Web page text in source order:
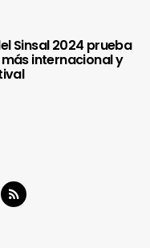
Sinsal 2024 prueba
internacional y